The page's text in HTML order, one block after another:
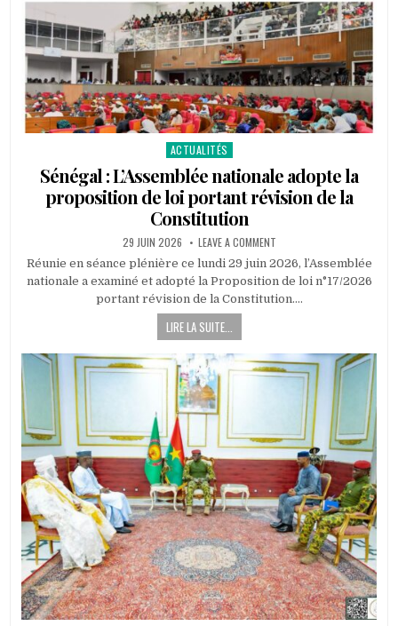
Posted
in
ACTUALITÉS
Sénégal : L’Assemblée nationale adopte la
proposition de loi portant révision de la
Constitution
PUBLISHED
DATE:
29 JUIN 2026 LEAVE A COMMENTON
:
L’ASSEMBLÉE
NATIONALE
ADOPTE
LA
RÉVISION
DE
LA
CONSTITUTION
Réunie en séance plénière ce lundi 29 juin 2026, l’Assemblée
nationale a examiné et adopté la Proposition de loi n°17/2026
portant révision de la Constitution….
LIRE LA SUITE...